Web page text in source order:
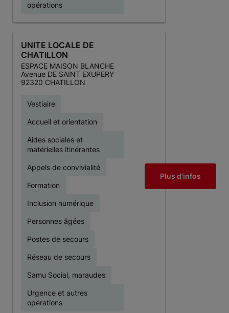
opérations
UNITE LOCALE DE
CHATILLON
ESPACE MAISON BLANCHE
Avenue DE SAINT EXUPERY
92320 CHATILLON
Vestiaire
Accueil et orientation
Aides sociales et
matérielles itinérantes
Appels de convivialité
Formation
Inclusion numérique
Personnes âgées
Postes de secours
Réseau de secours
Samu Social, maraudes
Urgence et autres
opérations
Plus d'infos